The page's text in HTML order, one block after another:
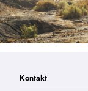
Kontakt